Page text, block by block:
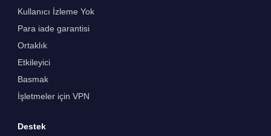
Kullanıcı İzleme Yok
Para iade garantisi
Ortaklık
Etkileyici
Basmak
İşletmeler için VPN
Destek